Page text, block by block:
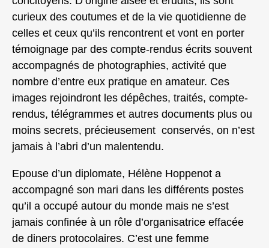
curieux des coutumes et de la vie quotidienne de
celles et ceux qu’ils rencontrent et vont en porter
témoignage par des compte-rendus écrits souvent
accompagnés de photographies, activité que
nombre d’entre eux pratique en amateur. Ces
images rejoindront les dépêches, traités, compte-
rendus, télégrammes et autres documents plus ou
moins secrets, précieusement conservés, on n’est
jamais à l’abri d’un malentendu.
Epouse d’un diplomate, Hélène Hoppenot a
accompagné son mari dans les différents postes
qu’il a occupé autour du monde mais ne s’est
jamais confinée à un rôle d’organisatrice effacée
de diners protocolaires. C’est une femme